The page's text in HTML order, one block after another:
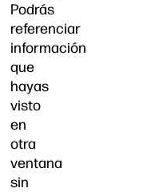
Podrás
referenciar
información
que
hayas
visto
en
otra
ventana
sin